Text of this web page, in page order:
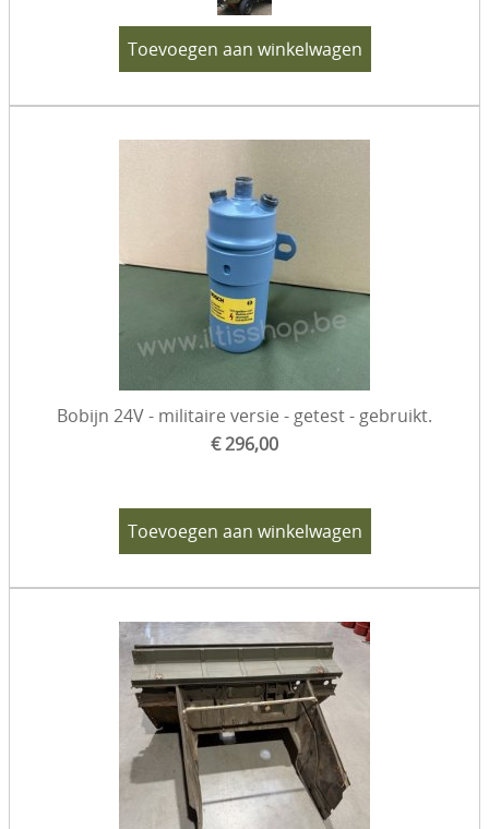
Diesel specifiek
Gereedschap
VW 181 - Kübel
Toevoegen aan winkelwagen
Bobijn 24V - militaire versie - getest - gebruikt.
€ 296,00
Toevoegen aan winkelwagen